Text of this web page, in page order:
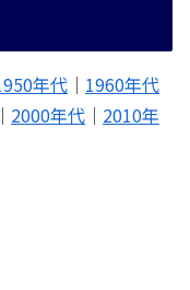
年代 ｜ 1960年代
｜ 2000年代 ｜ 2010年